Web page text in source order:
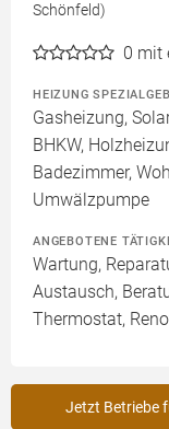
Schönfeld)
0 mit
HEIZUNG
Gasheizung,
BHKW,
Badezimmer,
Umwälzpumpe
ANGEBOTENE
Wartung,
Austausch,
Thermostat,
Jetzt Betriebe